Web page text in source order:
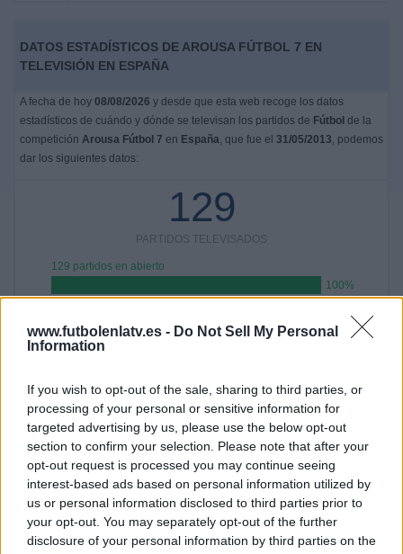
www.futbolenlatv.es - Do Not Sell My Personal
Information
If you wish to opt-out of the sale, sharing to third parties, or
processing of your personal or sensitive information for
targeted advertising by us, please use the below opt-out
section to confirm your selection. Please note that after your
opt-out request is processed you may continue seeing
interest-based ads based on personal information utilized by
us or personal information disclosed to third parties prior to
your opt-out. You may separately opt-out of the further
disclosure of your personal information by third parties on the
DATOS ESTADÍSTICOS DE AROUSA FÚTBOL 7 EN
TELEVISIÓN EN ESPAÑA
A fecha de hoy 08/08/2026 y desde que esta web recoge los datos
estadísticos de cuándo y dónde se televisan los partidos de Fútbol de la
competición Arousa Fútbol 7 en España, que fue el 31/05/2013, podemos
dar los siguientes datos:
129
PARTIDOS TELEVISADOS
129 partidos en abierto
100%
0%
FC Porto Academy - Real Madrid Academy
Celta Academy - Inter Milan
Academy
23/05/2026 Arousa Fútbol 7 por
GOL, Marca YouTube
ÚLTIMO PARTIDO DE PAGO